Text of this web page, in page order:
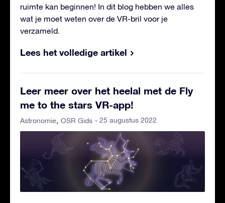
ruimte kan beginnen! In dit blog hebben we alles
wat je moet weten over de VR-bril voor je
verzameld.
Lees het volledige artikel
Leer meer over het heelal met de Fly
me to the stars VR-app!
Astronomie OSR Gids - 25 augustus 2022